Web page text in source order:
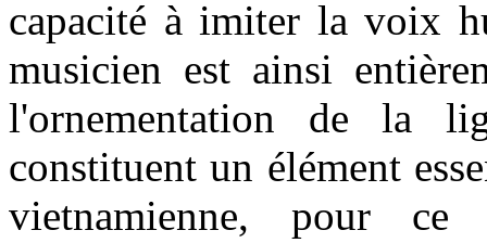
capacité à imiter la voix
musicien est ainsi
l'ornementation de la
constituent un élément
vietnamienne, pour